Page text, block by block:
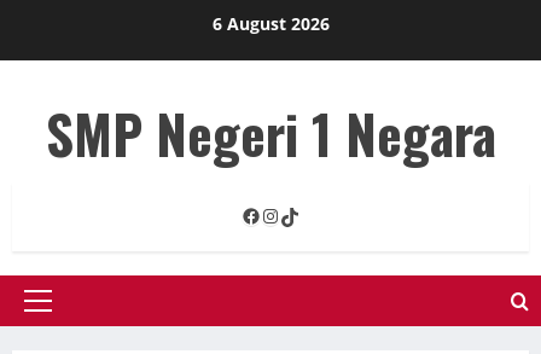
6 August 2026
SMP Negeri 1 Negara
Facebook
Instagram
TikTok
Primary